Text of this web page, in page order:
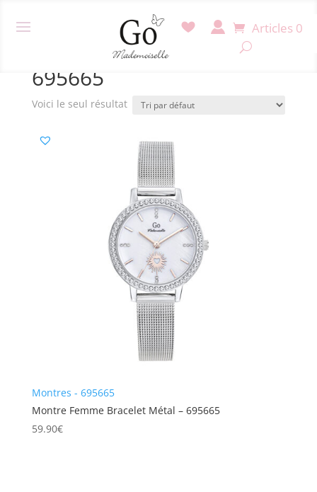
Articles 0
/ Produit Référence / 695665
695665
Voici le seul résultat
Montres - 695665
Montre Femme Bracelet Métal – 695665
59.90€